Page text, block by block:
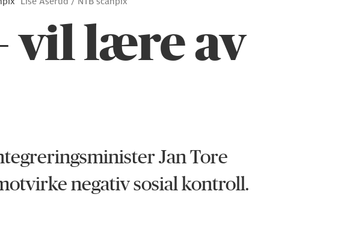
vil lære av
Jan Tore
negativ sosial kontroll.